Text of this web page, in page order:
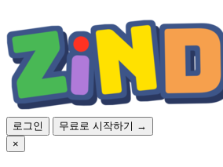
로그인
무료로 시작하기 →
×